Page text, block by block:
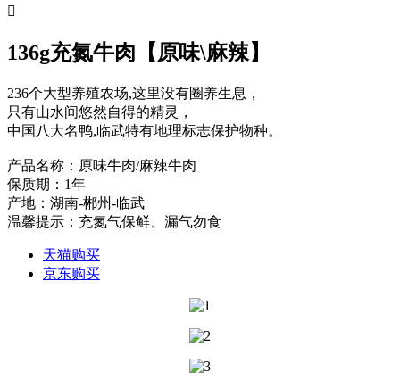

136g充氮牛肉【原味\麻辣】
236个大型养殖农场,这里没有圈养生息，
只有山水间悠然自得的精灵，
中国八大名鸭,临武特有地理标志保护物种。
产品名称：原味牛肉/麻辣牛肉
保质期：1年
产地：湖南-郴州-临武
温馨提示：充氮气保鲜、漏气勿食
天猫购买
京东购买